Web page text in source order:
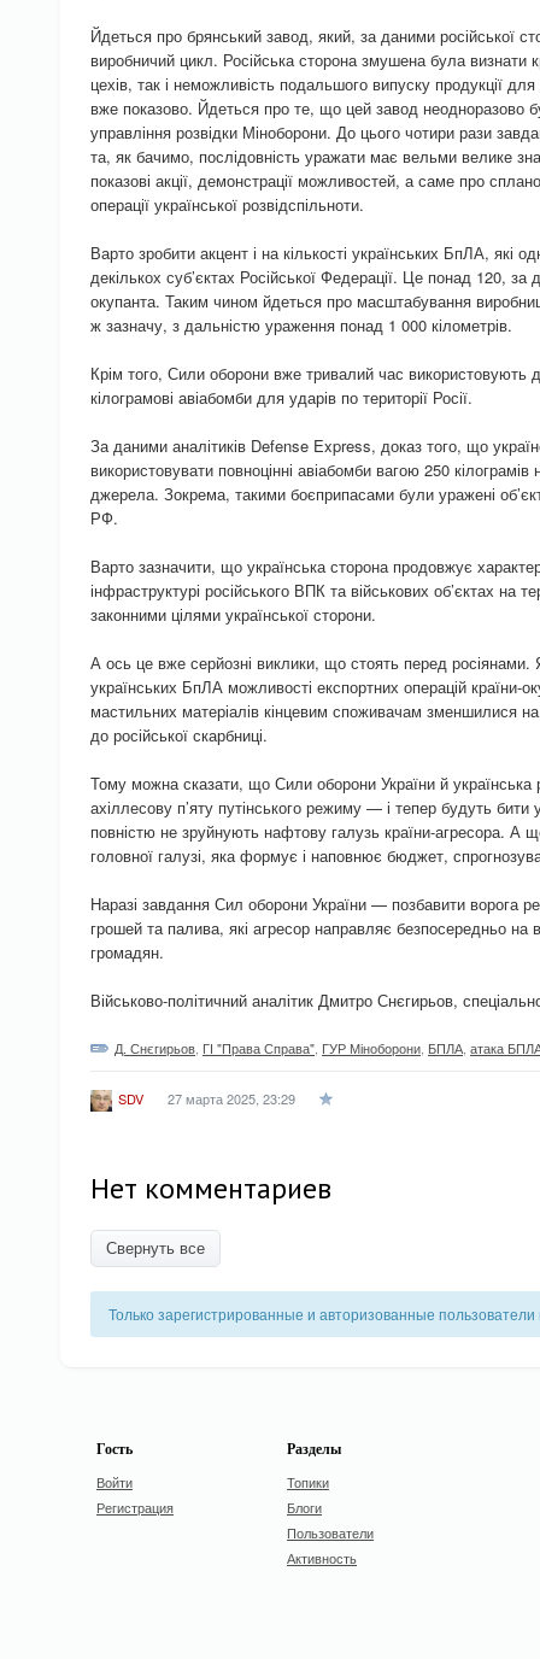
Йдеться про брянський завод, який, за даними російської
виробничий цикл. Російська сторона змушена була визнати
цехів, так і неможливість подальшого випуску продукції
вже показово. Йдеться про те, що цей завод неодноразово
управління розвідки Міноборони. До цього чотири рази
та, як бачимо, послідовність уражати має вельми велике
показові акції, демонстрації можливостей, а саме про
операції української розвідспільноти.
Варто зробити акцент і на кількості українських БпЛА, які
декількох суб’єктах Російської Федерації. Це понад 120, за
окупанта. Таким чином йдеться про масштабування
ж зазначу, з дальністю ураження понад 1 000 кілометрів.
Крім того, Сили оборони вже тривалий час використовують
кілограмові авіабомби для ударів по території Росії.
За даними аналітиків Defense Express, доказ того, що
використовувати повноцінні авіабомби вагою 250
джерела. Зокрема, такими боєприпасами були уражені
РФ.
Варто зазначити, що українська сторона продовжує
інфраструктурі російського ВПК та військових об’єктах на
законними цілями української сторони.
А ось це вже серйозні виклики, що стоять перед
українських БпЛА можливості експортних операцій країни-
мастильних матеріалів кінцевим споживачам зменшилися
до російської скарбниці.
Тому можна сказати, що Сили оборони України й українська
ахіллесову п’яту путінського режиму — і тепер будуть бити
повністю не зруйнують нафтову галузь країни-агресора. А
головної галузі, яка формує і наповнює бюджет,
Наразі завдання Сил оборони України — позбавити ворога
грошей та палива, які агресор направляє безпосередньо на
громадян.
Військово-політичний аналітик Дмитро Снєгирьов,
Д. Снєгирьов ГІ "Права Справа" ГУР Міноборони БПЛА атака
SDV 27 марта 2025, 23:29
Нет комментариев
Свернуть все
Только зарегистрированные и авторизованные
Гость
Войти
Регистрация
Разделы
Топики
Блоги
Пользователи
Активность